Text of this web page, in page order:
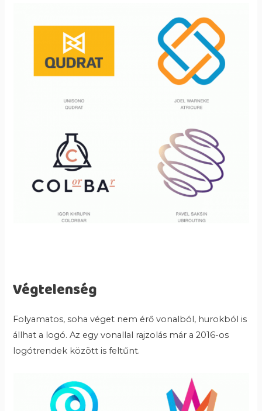
Végtelenség
Folyamatos, soha véget nem érő vonalból, hurokból is
állhat a logó. Az egy vonallal rajzolás már a 2016-os
logótrendek között is feltűnt.